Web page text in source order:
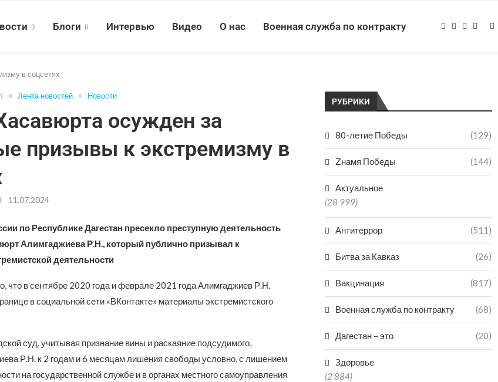
Блоги Интервью Видео О нас Военная служба по контракту
в соцсетях
Лента новостей Новости
осужден за
призывы к экстремизму в
11.07.2024
по Республике Дагестан пресекло преступную деятельность
Алимгаджиева Р.Н., который публично призывал к
деятельности
что в сентябре 2020 года и феврале 2021 года Алимгаджиев Р.Н.
в социальной сети «ВКонтакте» материалы экстремистского
суд, учитывая признание вины и раскаяние подсудимого,
Р.Н. к 2 годам и 6 месяцам лишения свободы условно, с лишением
на государственной службе и в органах местного самоуправления
РУБРИКИ
80-летие Победы (129)
Zнамя Победы (144)
Актуальное
(28 999)
Антитеррор (511)
Битва за Кавказ (26)
Вакцинация (817)
Военная служба по контракту (68)
Дагестан – это (20)
Здоровье
(2 884)